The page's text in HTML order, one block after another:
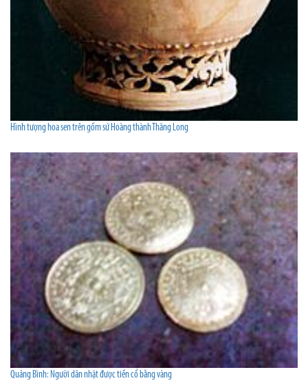
Hình tượng hoa sen trên gốm sứ Hoàng thành Thăng Long
Quảng Bình: Người dân nhặt được tiền cổ bằng vàng